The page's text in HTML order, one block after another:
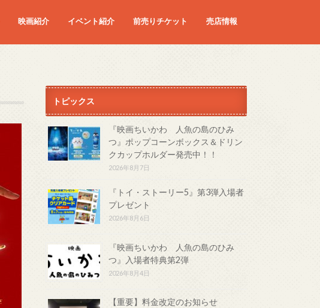
映画紹介 イベント紹介 前売りチケット 売店情報
トピックス
『映画ちいかわ 人魚の島のひみ
つ』ポップコーンボックス＆ドリン
クカップホルダー発売中！！
2026年8月7日
『トイ・ストーリー5』第3弾入場者
プレゼント
2026年8月6日
『映画ちいかわ 人魚の島のひみ
つ』入場者特典第2弾
2026年8月4日
【重要】料金改定のお知らせ